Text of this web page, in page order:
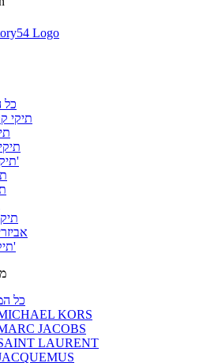
כל
תיקי
תיקי קלאץ'
תיקי פאוץ'
כל
KORS
JACOBS
LAURENT